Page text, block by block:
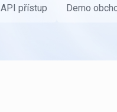
API přístup Demo